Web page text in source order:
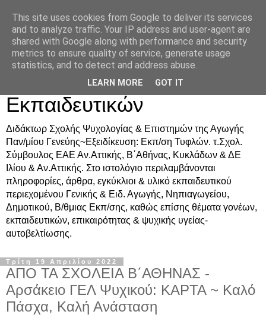
Δρ. Ράνια Χιουρέα-
Συμβουλευτική &
Υποστήριξη Γονέων &
Εκπαιδευτικών
Διδάκτωρ Σχολής Ψυχολογίας & Επιστημών της Αγωγής
Παν/μίου Γενεύης~Εξειδίκευση: Εκπ/ση Τυφλών. τ.Σχολ.
Σύμβουλος ΕΑΕ Αν.Αττικής, Β΄Αθήνας, Κυκλάδων & ΔΕ
Ιλίου & Αν.Αττικής. Στο ιστολόγιο περιλαμβάνονται
πληροφορίες, άρθρα, εγκύκλιοι & υλικό εκπαιδευτικού
περιεχομένου Γενικής & Ειδ. Αγωγής, Νηπιαγωγείου,
Δημοτικού, Β/θμιας Εκπ/σης, καθώς επίσης θέματα γονέων,
εκπαιδευτικών, επικαιρότητας & ψυχικής υγείας-
αυτοβελτίωσης.
Τρίτη 19 Απριλίου 2022
ΑΠΟ ΤΑ ΣΧΟΛΕΙΑ Β΄ΑΘΗΝΑΣ -
Αρσάκειο ΓΕΛ Ψυχικού: ΚΑΡΤΑ ~ Καλό
Πάσχα, Καλή Ανάσταση
This site uses cookies from Google to deliver its services
and to analyze traffic. Your IP address and user-agent are
shared with Google along with performance and security
metrics to ensure quality of service, generate usage
statistics, and to detect and address abuse.
LEARN MORE GOT IT